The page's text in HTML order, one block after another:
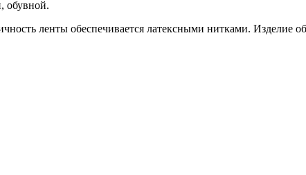
обувной.
ленты обеспечивается латексными нитками. Изделие